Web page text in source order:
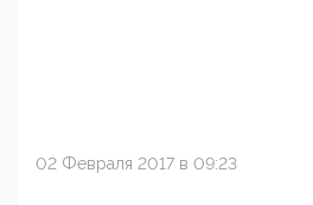
02 Февраля 2017 в 09:23